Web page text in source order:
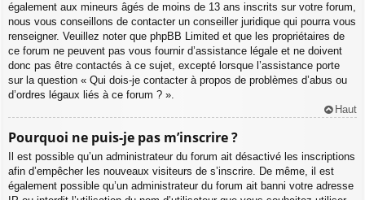
également aux mineurs âgés de moins de 13 ans inscrits sur votre forum,
nous vous conseillons de contacter un conseiller juridique qui pourra vous
renseigner. Veuillez noter que phpBB Limited et que les propriétaires de
ce forum ne peuvent pas vous fournir d’assistance légale et ne doivent
donc pas être contactés à ce sujet, excepté lorsque l’assistance porte
sur la question « Qui dois-je contacter à propos de problèmes d’abus ou
d’ordres légaux liés à ce forum ? ».
Haut
Pourquoi ne puis-je pas m’inscrire ?
Il est possible qu’un administrateur du forum ait désactivé les inscriptions
afin d’empêcher les nouveaux visiteurs de s’inscrire. De même, il est
également possible qu’un administrateur du forum ait banni votre adresse